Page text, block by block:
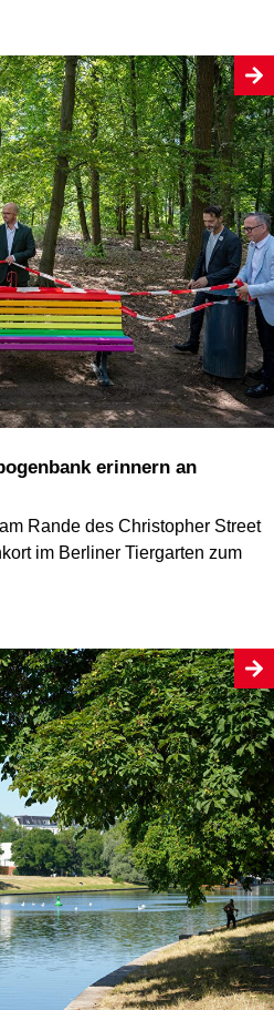
Rande des Christopher Street
im Berliner Tiergarten zum